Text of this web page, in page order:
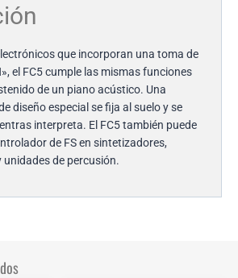
que incorporan una toma de
el FC5 cumple las mismas funciones
de un piano acústico. Una
diseño especial se fija al suelo y se
interpreta. El FC5 también puede
de FS en sintetizadores,
de percusión.